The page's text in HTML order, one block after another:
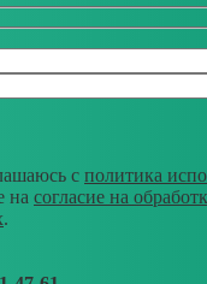
с политика
на согласие на
.